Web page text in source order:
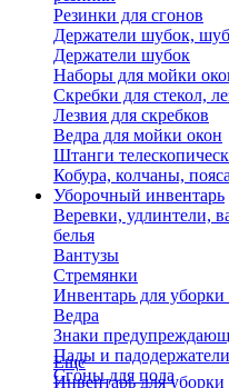
Резинки для сгонов
Держатели шубок,
Держатели шубок
Наборы для мойки
Скребки для стекол,
Лезвия для скребков
Ведра для мойки окон
Штанги
Кобура, колчаны,
Уборочный инвентарь
Веревки, удлинтели,
белья
Вантузы
Стремянки
Инвентарь для
Ведра
Знаки
Пады и падодержатели
Сгоны для пола
Еще
Инвентарь для уборки